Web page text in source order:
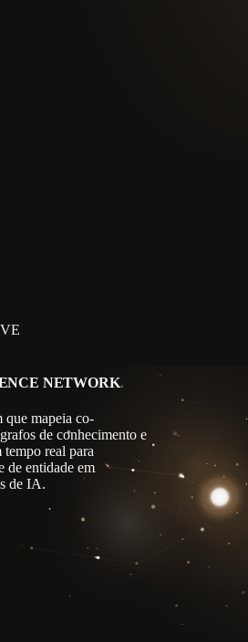
NETWORK
que mapeia co-
de conhecimento e
real para
de entidade em
de IA.